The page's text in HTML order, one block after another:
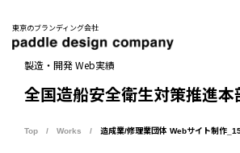
東京のブランディング会社
製造・開発 Web実績
全国造船安全衛生対策推進本
Top Works 造成業/修理業団体 Webサイト制作